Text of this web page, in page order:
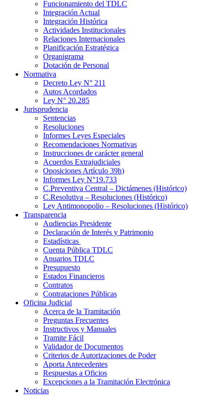
Funcionamiento del TDLC
Integración Actual
Integración Histórica
Actividades Institucionales
Relaciones Internacionales
Planificación Estratégica
Organigrama
Dotación de Personal
Normativa
Decreto Ley N° 211
Autos Acordados
Ley N° 20.285
Jurisprudencia
Sentencias
Resoluciones
Informes Leyes Especiales
Recomendaciones Normativas
Instrucciones de carácter general
Acuerdos Extrajudiciales
Oposiciones Artículo 39h)
Informes Ley N°19.733
C.Preventiva Central – Dictámenes (Histórico)
C.Resolutiva – Resoluciones (Histórico)
Ley Antimonopolio – Resoluciones (Histórico)
Transparencia
Audiencias Presidente
Declaración de Interés y Patrimonio
Estadísticas
Cuenta Pública TDLC
Anuarios TDLC
Presupuesto
Estados Financieros
Contratos
Contrataciones Públicas
Oficina Judicial
Acerca de la Tramitación
Preguntas Frecuentes
Instructivos y Manuales
Tramite Fácil
Validador de Documentos
Criterios de Autorizaciones de Poder
Aporta Antecedentes
Respuestas a Oficios
Excepciones a la Tramitación Electrónica
Noticias